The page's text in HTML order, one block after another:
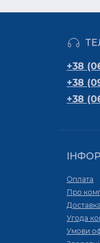
+38
+38
+38
Оплата
Про
Доставка
Угода
Умови